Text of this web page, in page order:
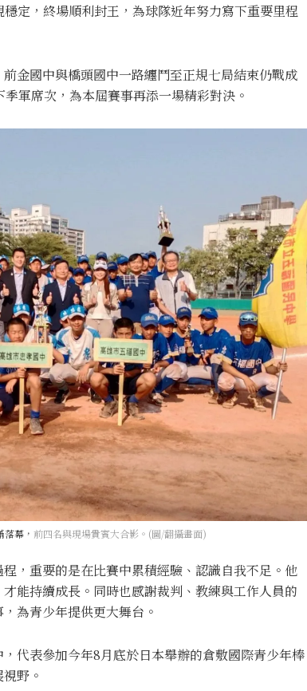
定，終場順利封王，為球隊近年努力寫下重要里程
金國中與橋頭國中一路纏鬥至正規七局結束仍戰成
軍席次，為本屆賽事再添一場精彩對決。
幕， 前四名與現場貴賓大合影。(圖/翻攝畫面)
，重要的是在比賽中累積經驗、認識自我不足。他
能持續成長。同時也感謝裁判、教練與工作人員的
為青少年提供更大舞台。
代表參加今年8月底於日本舉辦的倉敷國際青少年棒
野。